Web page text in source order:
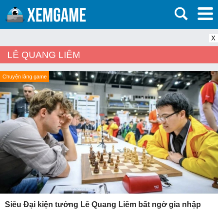
X
LÊ QUANG LIÊM
Chuyện làng game
Siêu Đại kiện tướng Lê Quang Liêm bất ngờ gia nhập